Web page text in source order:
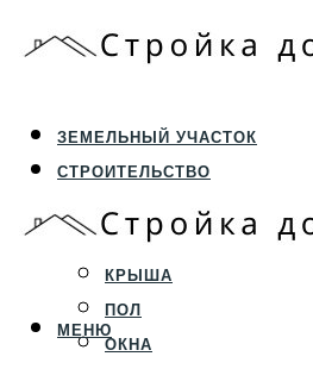
ЗЕМЕЛЬНЫЙ УЧАСТОК
СТРОИТЕЛЬСТВО
ФУНДАМЕНТ И ЦОКОЛЬ
ПЕРЕКРЫТИЯ И СТЕНЫ
КРЫША
ПОЛ
ОКНА
МЕНЮ